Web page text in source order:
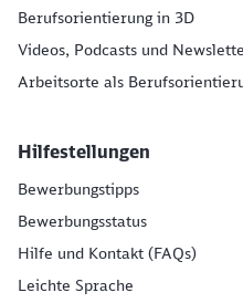
Berufsorientierung in 3D
Videos, Podcasts und
Arbeitsorte als
Hilfestellungen
Bewerbungstipps
Bewerbungsstatus
Hilfe und Kontakt (FAQs)
Leichte Sprache